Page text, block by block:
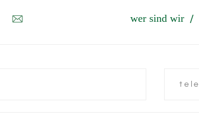
wer sind wir